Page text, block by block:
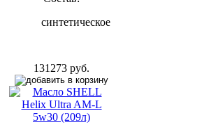
синтетическое
131273 руб.